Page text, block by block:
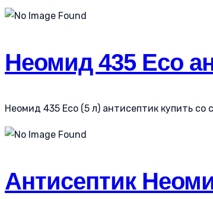
Неомид 435 Eco
Неомид 435 Eco (5 л) антисептик купить
Антисептик